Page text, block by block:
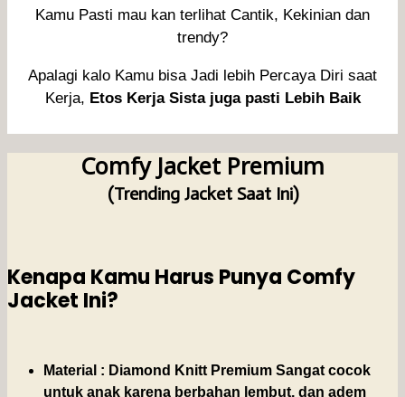
Kamu Pasti mau kan terlihat Cantik, Kekinian dan
trendy?
Apalagi kalo Kamu bisa Jadi lebih Percaya Diri saat
Kerja, Etos Kerja Sista juga pasti Lebih Baik
Comfy Jacket Premium
(Trending Jacket Saat Ini)
Kenapa Kamu Harus Punya Comfy
Jacket Ini?
Material : Diamond Knitt Premium Sangat cocok
untuk anak karena berbahan lembut, dan adem